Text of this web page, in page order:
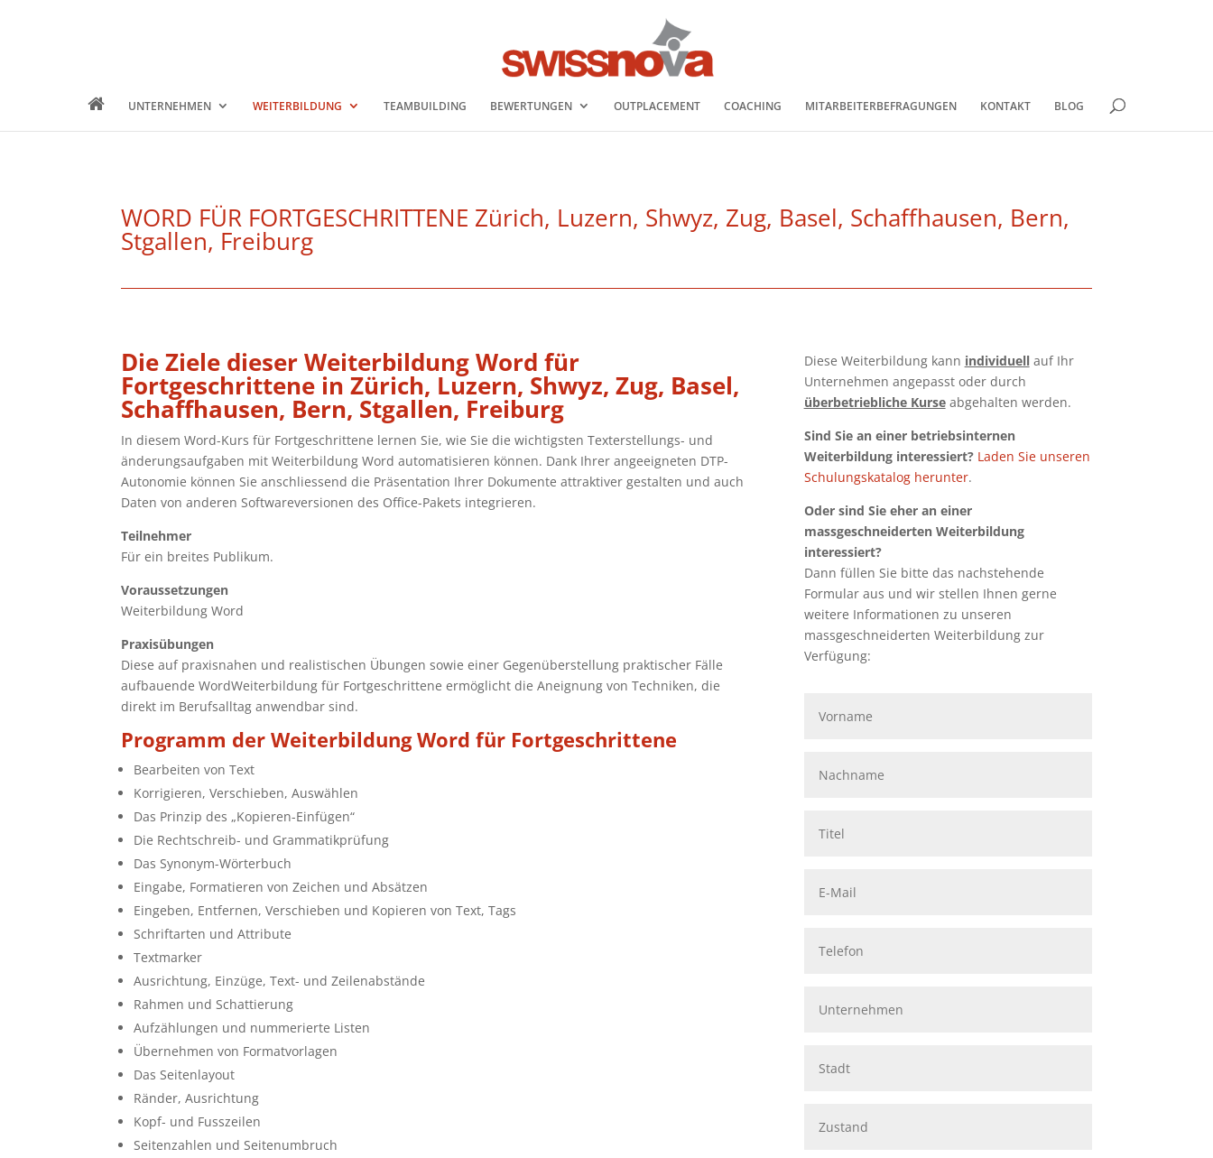
UNTERNEHMEN WEITERBILDUNG TEAMBUILDING BEWERTUNGEN OUTPLACEMENT COACHING MITARBEITERBEFRAGUNGEN KONTAKT BLOG
WORD FÜR FORTGESCHRITTENE Zürich, Luzern, Shwyz, Zug, Basel, Schaffhausen, Bern,
Stgallen, Freiburg
Die Ziele dieser Weiterbildung Word für
Fortgeschrittene in Zürich, Luzern, Shwyz, Zug, Basel,
Schaffhausen, Bern, Stgallen, Freiburg
In diesem Word-Kurs für Fortgeschrittene lernen Sie, wie Sie die wichtigsten Texterstellungs- und
änderungsaufgaben mit Weiterbildung Word automatisieren können. Dank Ihrer angeeigneten DTP-
Autonomie können Sie anschliessend die Präsentation Ihrer Dokumente attraktiver gestalten und auch
Daten von anderen Softwareversionen des Office-Pakets integrieren.
Teilnehmer
Für ein breites Publikum.
Voraussetzungen
Weiterbildung Word
Praxisübungen
Diese auf praxisnahen und realistischen Übungen sowie einer Gegenüberstellung praktischer Fälle
aufbauende WordWeiterbildung für Fortgeschrittene ermöglicht die Aneignung von Techniken, die
direkt im Berufsalltag anwendbar sind.
Programm der Weiterbildung Word für Fortgeschrittene
Bearbeiten von Text
Korrigieren, Verschieben, Auswählen
Das Prinzip des „Kopieren-Einfügen“
Die Rechtschreib- und Grammatikprüfung
Das Synonym-Wörterbuch
Eingabe, Formatieren von Zeichen und Absätzen
Eingeben, Entfernen, Verschieben und Kopieren von Text, Tags
Schriftarten und Attribute
Textmarker
Ausrichtung, Einzüge, Text- und Zeilenabstände
Rahmen und Schattierung
Aufzählungen und nummerierte Listen
Übernehmen von Formatvorlagen
Das Seitenlayout
Ränder, Ausrichtung
Kopf- und Fusszeilen
Seitenzahlen und Seitenumbruch
Diese Weiterbildung kann individuellauf Ihr
Unternehmen angepasst oder durch
überbetriebliche Kurseabgehalten werden.
Sind Sie an einer betriebsinternen
Weiterbildung interessiert? Laden Sie unseren
Schulungskatalog herunter.
Oder sind Sie eher an einer
massgeschneiderten Weiterbildung
interessiert?
Dann füllen Sie bitte das nachstehende
Formular aus und wir stellen Ihnen gerne
weitere Informationen zu unseren
massgeschneiderten Weiterbildung zur
Verfügung: